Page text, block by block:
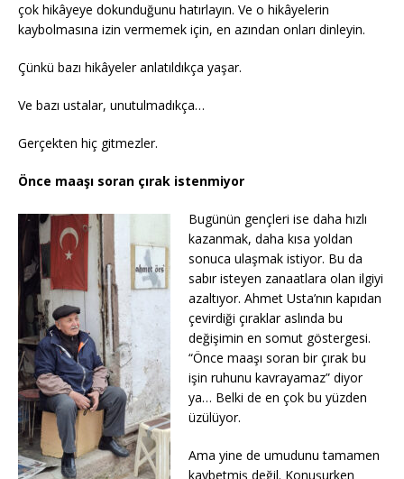
çok hikâyeye dokunduğunu hatırlayın. Ve o hikâyelerin
kaybolmasına izin vermemek için, en azından onları dinleyin.
Çünkü bazı hikâyeler anlatıldıkça yaşar.
Ve bazı ustalar, unutulmadıkça…
Gerçekten hiç gitmezler.
Önce maaşı soran çırak istenmiyor
Bugünün gençleri ise daha hızlı
kazanmak, daha kısa yoldan
sonuca ulaşmak istiyor. Bu da
sabır isteyen zanaatlara olan ilgiyi
azaltıyor. Ahmet Usta’nın kapıdan
çevirdiği çıraklar aslında bu
değişimin en somut göstergesi.
“Önce maaşı soran bir çırak bu
işin ruhunu kavrayamaz” diyor
ya… Belki de en çok bu yüzden
üzülüyor.
Ama yine de umudunu tamamen
kaybetmiş değil. Konuşurken